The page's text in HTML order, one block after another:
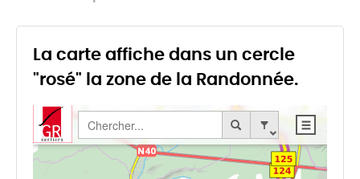
La carte affiche dans un cercle
"rosé" la zone de la Randonnée.